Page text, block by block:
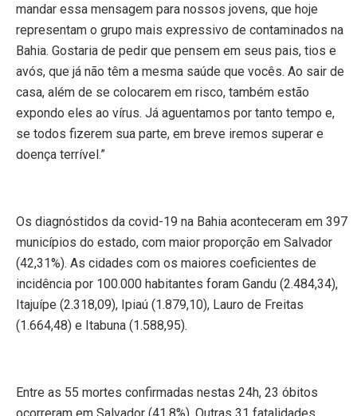
mandar essa mensagem para nossos jovens, que hoje
representam o grupo mais expressivo de contaminados na
Bahia. Gostaria de pedir que pensem em seus pais, tios e
avós, que já não têm a mesma saúde que vocês. Ao sair de
casa, além de se colocarem em risco, também estão
expondo eles ao vírus. Já aguentamos por tanto tempo e,
se todos fizerem sua parte, em breve iremos superar e
doença terrível.”
Os diagnóstidos da covid-19 na Bahia aconteceram em 397
municípios do estado, com maior proporção em Salvador
(42,31%). As cidades com os maiores coeficientes de
incidência por 100.000 habitantes foram Gandu (2.484,34),
Itajuípe (2.318,09), Ipiaú (1.879,10), Lauro de Freitas
(1.664,48) e Itabuna (1.588,95).
Entre as 55 mortes confirmadas nestas 24h, 23 óbitos